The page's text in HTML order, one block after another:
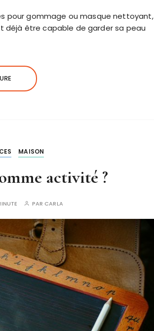
pour gommage ou masque nettoyant,
déjà être capable de garder sa peau
MAISON
activité ?
PAR CARLA